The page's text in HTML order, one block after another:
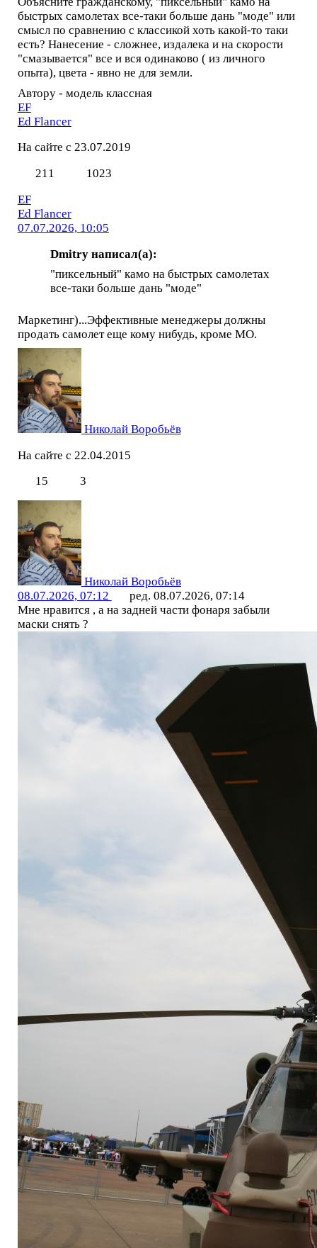
быстрых самолетах все-таки больше дань "моде" или
смысл по сравнению с классикой хоть какой-то таки
есть? Нанесение - сложнее, издалека и на скорости
"смазывается" все и вся одинаково ( из личного
опыта), цвета - явно не для земли.
Автору - модель классная
EF
Ed Flancer
На сайте с 23.07.2019
211
1023
EF
Ed Flancer
07.07.2026, 10:05
Dmitry написал(а):
"пиксельный" камо на быстрых самолетах
все-таки больше дань "моде"
Маркетинг)...Эффективные менеджеры должны
продать самолет еще кому нибудь, кроме МО.
Николай Воробьёв
На сайте с 22.04.2015
15
3
Николай Воробьёв
08.07.2026, 07:12
ред. 08.07.2026, 07:14
Мне нравится , а на задней части фонаря забыли
маски снять ?